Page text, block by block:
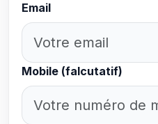
Email
Mobile (falcutatif)